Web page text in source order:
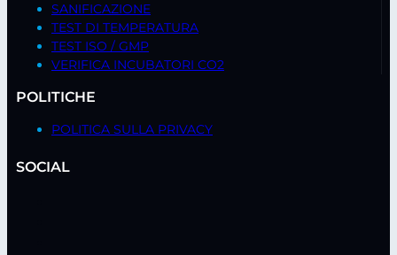
SANIFICAZIONE
TEST DI TEMPERATURA
TEST ISO / GMP
VERIFICA INCUBATORI CO2
POLITICHE
POLITICA SULLA PRIVACY
SOCIAL